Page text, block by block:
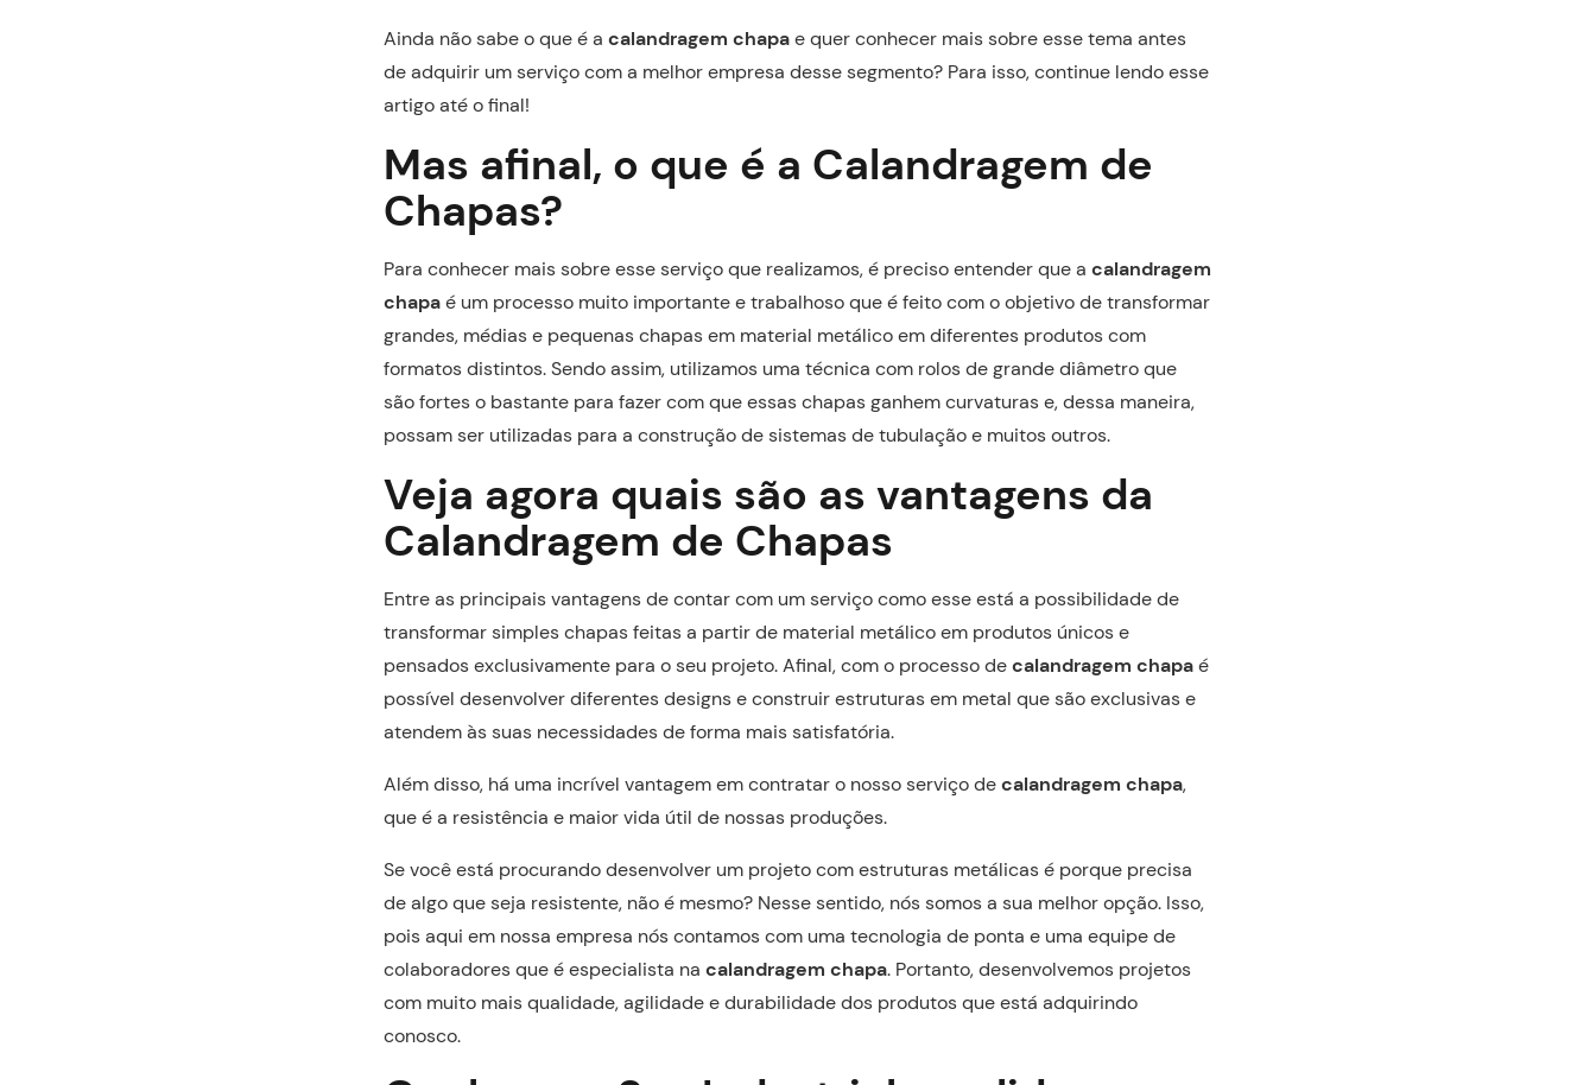
Ainda não sabe o que é acalandragem chapae quer conhecer mais sobre esse tema antes
de adquirir um serviço com a melhor empresa desse segmento? Para isso, continue lendo esse
artigo até o final!
Mas afinal, o que é a Calandragem de
Chapas?
Para conhecer mais sobre esse serviço que realizamos, é preciso entender que acalandragem
chapaé um processo muito importante e trabalhoso que é feito com o objetivo de transformar
grandes, médias e pequenas chapas em material metálico em diferentes produtos com
formatos distintos. Sendo assim, utilizamos uma técnica com rolos de grande diâmetro que
são fortes o bastante para fazer com que essas chapas ganhem curvaturas e, dessa maneira,
possam ser utilizadas para a construção de sistemas de tubulação e muitos outros.
Veja agora quais são as vantagens da
Calandragem de Chapas
Entre as principais vantagens de contar com um serviço como esse está a possibilidade de
transformar simples chapas feitas a partir de material metálico em produtos únicos e
pensados exclusivamente para o seu projeto. Afinal, com o processo decalandragem chapaé
possível desenvolver diferentes designs e construir estruturas em metal que são exclusivas e
atendem às suas necessidades de forma mais satisfatória.
Além disso, há uma incrível vantagem em contratar o nosso serviço decalandragem chapa,
que é a resistência e maior vida útil de nossas produções.
Se você está procurando desenvolver um projeto com estruturas metálicas é porque precisa
de algo que seja resistente, não é mesmo? Nesse sentido, nós somos a sua melhor opção. Isso,
pois aqui em nossa empresa nós contamos com uma tecnologia de ponta e uma equipe de
colaboradores que é especialista nacalandragem chapa. Portanto, desenvolvemos projetos
com muito mais qualidade, agilidade e durabilidade dos produtos que está adquirindo
conosco.